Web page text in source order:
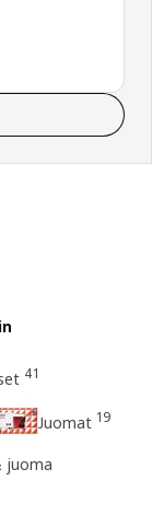
41
Juomat 19
juoma